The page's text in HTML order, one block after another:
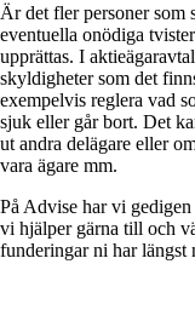
Är det fler personer som
eventuella onödiga
upprättas. I
skyldigheter som det
exempelvis reglera vad
sjuk eller går bort. Det
ut andra delägare eller
vara ägare mm.
På Advise har vi
vi hjälper gärna till och
funderingar ni har längst